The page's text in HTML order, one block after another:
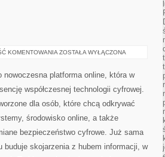
KOMENTOWANIA SPRZĘT
ZOSTAŁA WYŁĄCZONA
nowoczesna platforma online, która w
współczesnej technologii cyfrowej.
dla osób, które chcą odkrywać
środowisko online, a także
bezpieczeństwo cyfrowe. Już sama
buduje skojarzenia z hubem informacji, w